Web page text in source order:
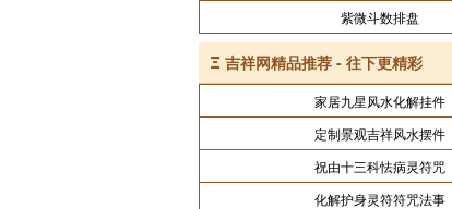
紫微斗数排盘
Ξ 吉祥网精品推荐 - 往下更精彩
家居九星风水化解挂件
定制景观吉祥风水摆件
祝由十三科怯病灵符咒
化解护身灵符符咒法事